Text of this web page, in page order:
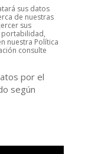
sus datos
de nuestras
sus
portabilidad,
nuestra Política
consulte
por el
según